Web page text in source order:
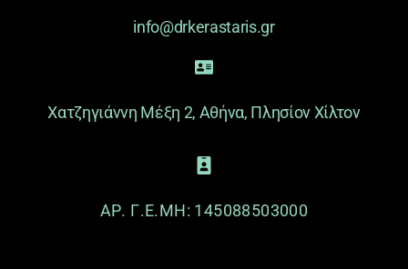
info@drkerastaris.gr
Χατζηγιάννη Μέξη 2, Αθήνα, Πλησίον Χίλτον
ΑΡ. Γ.Ε.ΜΗ: 145088503000